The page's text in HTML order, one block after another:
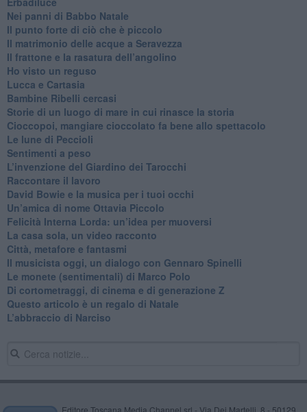
Nei panni di Babbo Natale
​Il punto forte di ciò che è piccolo
​Il matrimonio delle acque a Seravezza
​Il frattone e la rasatura dell’angolino
​Ho visto un reguso
Lucca e Cartasia
Bambine Ribelli cercasi
Storie di un luogo di mare in cui rinasce la storia
Cioccopoi, mangiare cioccolato fa bene allo spettacolo
​Le lune di Peccioli
​Sentimenti a peso
​L’invenzione del Giardino dei Tarocchi
​Raccontare il lavoro
David Bowie e la musica per i tuoi occhi
Un’amica di nome Ottavia Piccolo
​Felicità Interna Lorda: un’idea per muoversi
​La casa sola, un video racconto
​Città, metafore e fantasmi
Il musicista oggi, un dialogo con Gennaro Spinelli
Le monete (sentimentali) di Marco Polo
​Di cortometraggi, di cinema e di generazione Z
​Questo articolo è un regalo di Natale
L’abbraccio di Narciso
Editore Toscana Media Channel srl - Via Dei Martelli, 8 - 50129